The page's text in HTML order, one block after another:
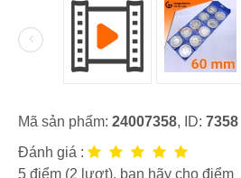
Mã sản phẩm: 24007358, ID: 7358
Đánh giá :
5 điểm (2 lượt), bạn hãy cho điểm